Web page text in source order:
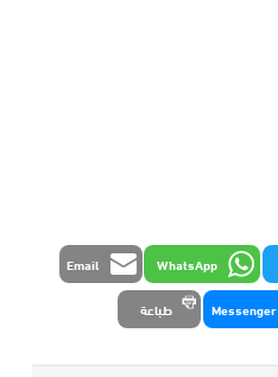
WhatsApp
Email
Messenger طباعة